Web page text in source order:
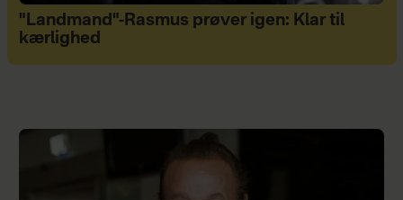
"Landmand"-Rasmus prøver igen: Klar til
kærlighed